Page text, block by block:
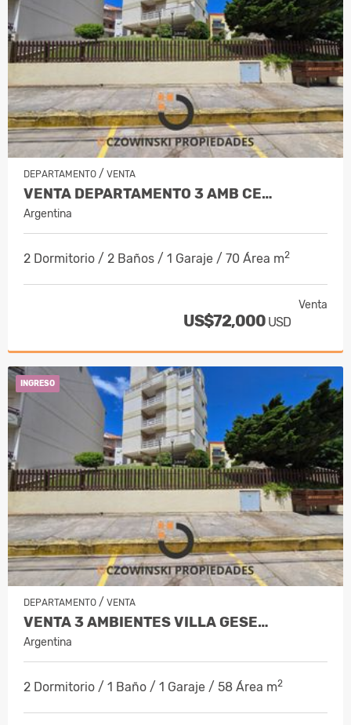
DEPARTAMENTO / VENTA
VENTA DEPARTAMENTO 3 AMB CE…
Argentina
2 Dormitorio / 2 Baños / 1 Garaje / 70 Área m2
Venta
US$72,000 USD
INGRESO
DEPARTAMENTO / VENTA
VENTA 3 AMBIENTES VILLA GESE…
Argentina
2 Dormitorio / 1 Baño / 1 Garaje / 58 Área m2